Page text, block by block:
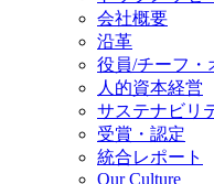
会社概要
沿革
役員/チーフ・
人的資本経営
サステナビリ
受賞・認定
統合レポート
Our Culture